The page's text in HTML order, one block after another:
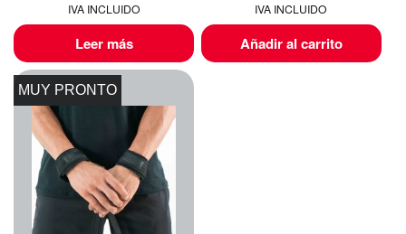
IVA INCLUIDO
Leer más
IVA INCLUIDO
Añadir al carrito
MUY PRONTO